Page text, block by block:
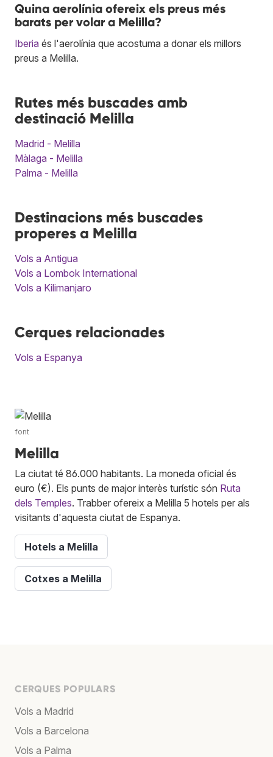
Quina aerolínia ofereix els preus més
barats per volar a Melilla?
Iberia és l'aerolínia que acostuma a donar els millors
preus a Melilla.
Rutes més buscades amb
destinació Melilla
Madrid - Melilla
Màlaga - Melilla
Palma - Melilla
Destinacions més buscades
properes a Melilla
Vols a Antigua
Vols a Lombok International
Vols a Kilimanjaro
Cerques relacionades
Vols a Espanya
font
Melilla
La ciutat té 86.000 habitants. La moneda oficial és
euro (€). Els punts de major interès turístic són Ruta
dels Temples. Trabber ofereix a Melilla 5 hotels per als
visitants d'aquesta ciutat de Espanya.
Hotels a Melilla
Cotxes a Melilla
CERQUES POPULARS
Vols a Madrid
Vols a Barcelona
Vols a Palma